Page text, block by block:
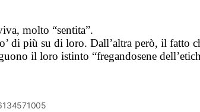
molto “sentita”.
di più su di loro. Dall’altra però, il
il loro istinto “fregandosene